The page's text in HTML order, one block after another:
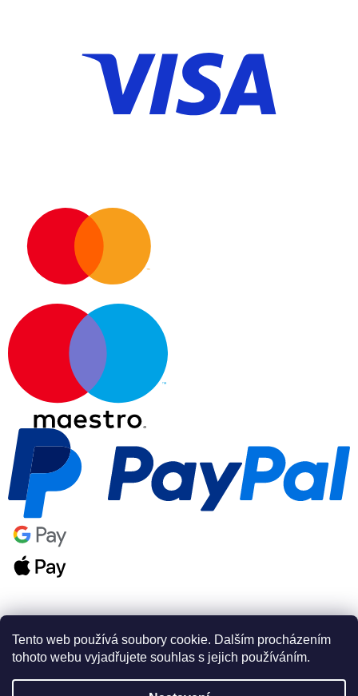
Tento web používá soubory cookie. Dalším procházením
tohoto webu vyjadřujete souhlas s jejich používáním.
Vytvořil Shoptet Premium